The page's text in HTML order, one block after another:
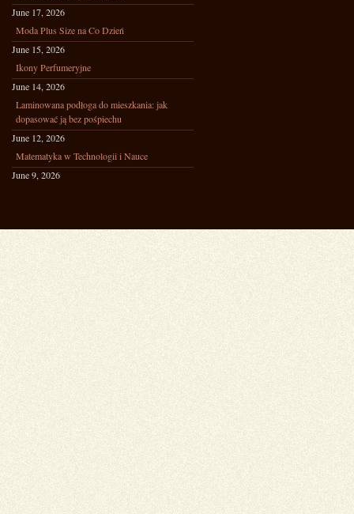
June 17, 2026
Moda Plus Size na Co Dzień
June 15, 2026
Ikony Perfumeryjne
June 14, 2026
Laminowana podłoga do mieszkania: jak
dopasować ją bez pośpiechu
June 12, 2026
Matematyka w Technologii i Nauce
June 9, 2026